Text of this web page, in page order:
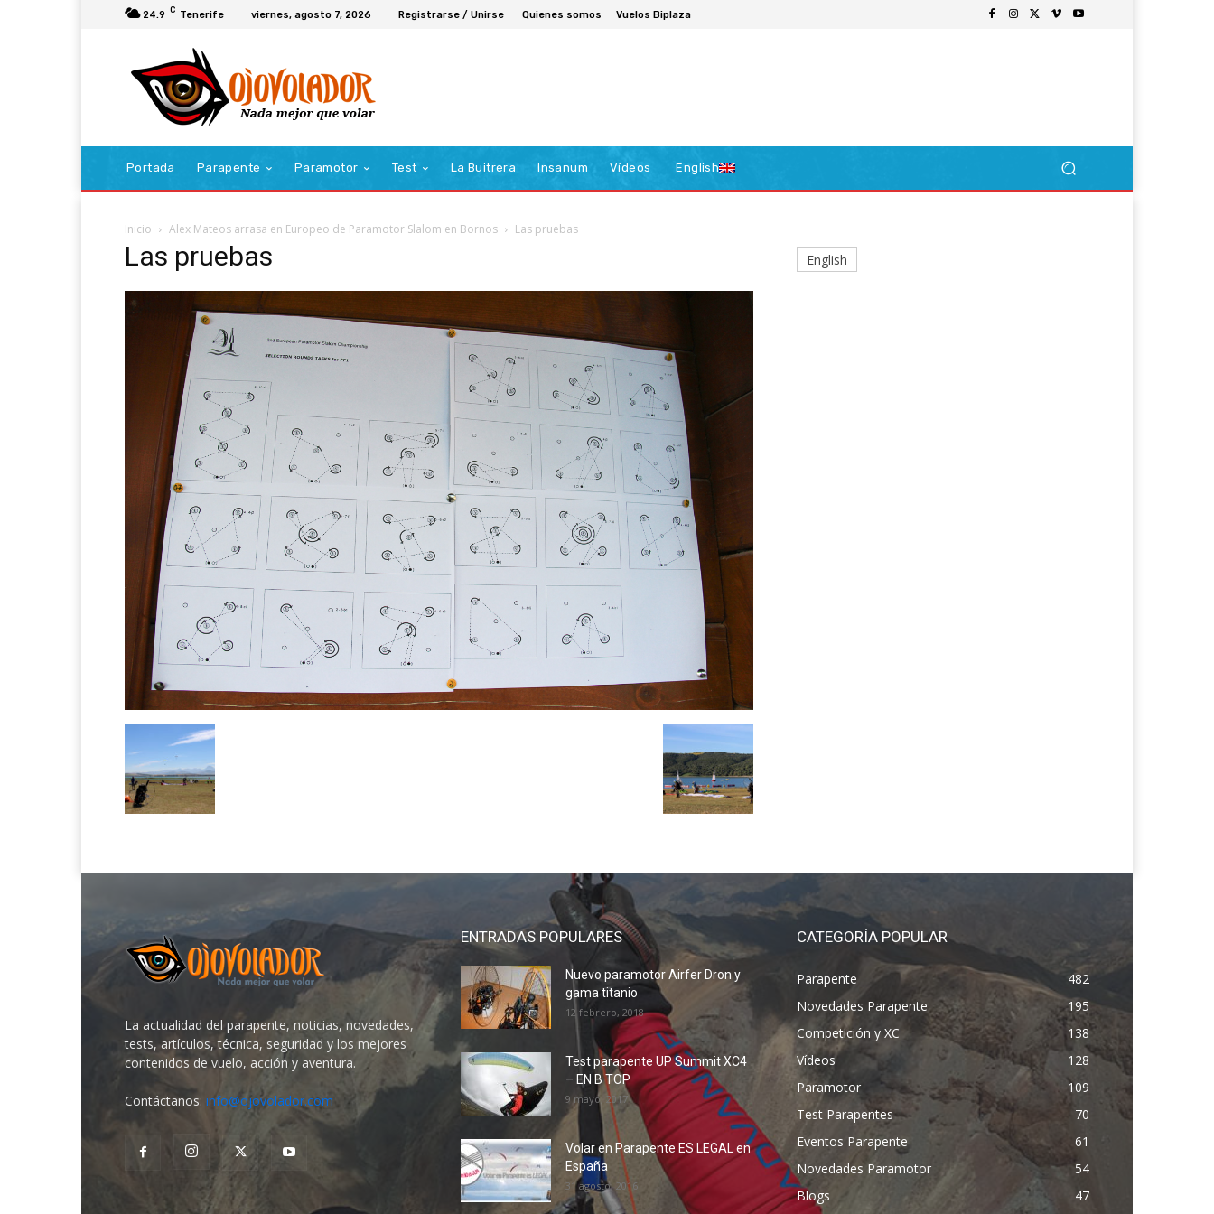
24.9 C Tenerife viernes, agosto 7, 2026 Registrarse / Unirse Quienes somos Vuelos Biplaza
Portada Parapente Paramotor Test La Buitrera Insanum Vídeos English
Inicio Alex Mateos arrasa en Europeo de Paramotor Slalom en Bornos Las pruebas
Las pruebas English
La actualidad del parapente, noticias, novedades,
tests, artículos, técnica, seguridad y los mejores
contenidos de vuelo, acción y aventura.
Contáctanos: info@ojovolador.com
ENTRADAS POPULARES
Nuevo paramotor Airfer Dron y
gama titanio
12 febrero, 2018
Test parapente UP Summit XC4
– EN B TOP
9 mayo, 2017
Volar en Parapente ES LEGAL en
España
31 agosto, 2016
CATEGORÍA POPULAR
Parapente
482
Novedades Parapente
195
Competición y XC
138
Vídeos
128
Paramotor
109
Test Parapentes
70
Eventos Parapente
61
Novedades Paramotor
54
Blogs
47